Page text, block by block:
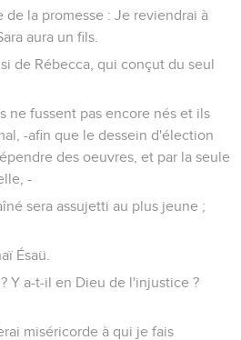
la promesse : Je reviendrai à
aura un fils.
de Rébecca, qui conçut du seul
ne fussent pas encore nés et ils
-afin que le dessein d'élection
des oeuvres, et par la seule
-
sera assujetti au plus jeune ;
Ésaü.
Y a-t-il en Dieu de l'injustice ?
miséricorde à qui je fais